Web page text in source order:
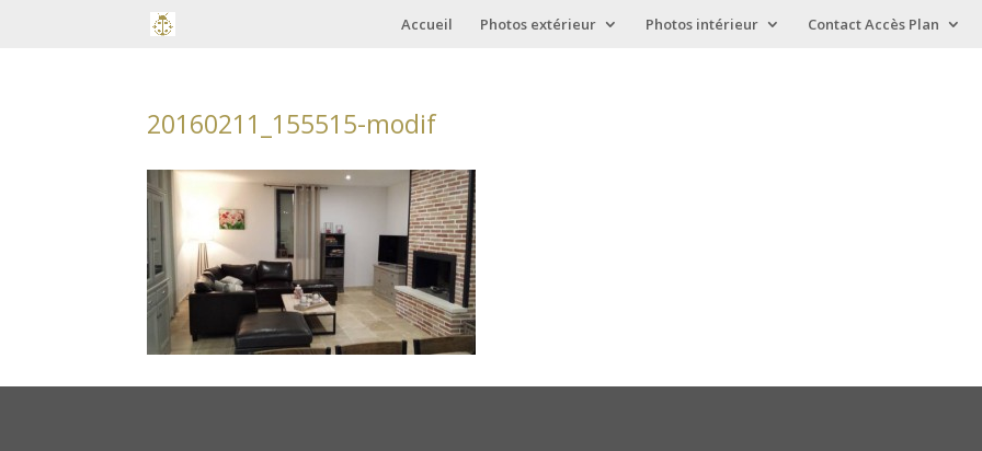
Accueil Photos extérieur Photos intérieur Contact Accès Plan
20160211_155515-modif